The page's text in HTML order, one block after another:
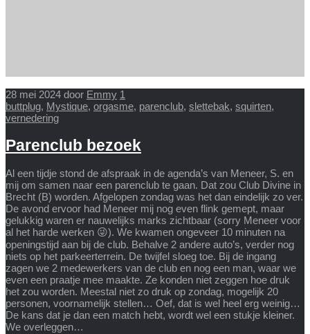
28 mei 2024 door Emmy 1
buttplug, Mystique, orgasme, parenclub, slettebak, squirten,
vernedering
Parenclub bezoek
Al een tijdje stond de afspraak in de agenda’s van Meneer, S. en
mij om samen naar een parenclub te gaan. Dat zou Club Divine in
Brecht (B) worden. Afgelopen zondag was het dan eindelijk zo ver.
De avond ervoor had Meneer mij nog even flink gemept, maar
gelukkig waren er nauwelijks marks zichtbaar (sorry Meneer voor
al het harde werken 😜). We kwamen ongeveer 10 minuten na
openingstijd aan bij de club. Behalve 2 andere auto’s, verder nog
niets op het parkeerterrein. De twijfel sloeg toe. Bij de ingang
zagen we 2 medewerkers van de club en nog een man, waar we
even een praatje mee maakte. Ze konden niet zeggen hoe druk
het zou worden. Meestal niet zo druk op zondag, mogelijk 20
personen, voornamelijk stellen… Oef, dat is wel heel erg weinig…
De kans dat je dan een match hebt, wordt wel een stukje kleiner.
We overleggen…